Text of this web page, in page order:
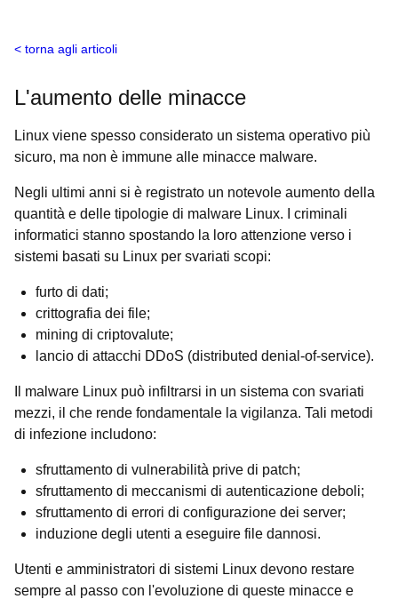
torna agli articoli
L'aumento delle minacce
Linux viene spesso considerato un sistema operativo più
sicuro, ma non è immune alle minacce malware.
Negli ultimi anni si è registrato un notevole aumento della
quantità e delle tipologie di malware Linux. I criminali
informatici stanno spostando la loro attenzione verso i
sistemi basati su Linux per svariati scopi:
furto di dati;
crittografia dei file;
mining di criptovalute;
lancio di attacchi DDoS (distributed denial-of-service).
Il malware Linux può infiltrarsi in un sistema con svariati
mezzi, il che rende fondamentale la vigilanza. Tali metodi
di infezione includono:
sfruttamento di vulnerabilità prive di patch;
sfruttamento di meccanismi di autenticazione deboli;
sfruttamento di errori di configurazione dei server;
induzione degli utenti a eseguire file dannosi.
Utenti e amministratori di sistemi Linux devono restare
sempre al passo con l'evoluzione di queste minacce e